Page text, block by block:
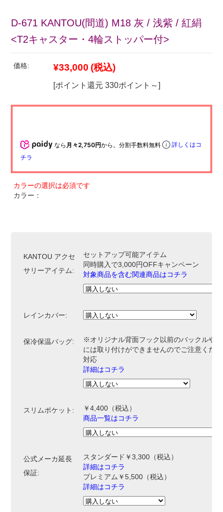
D-671 KANTOU(間道) M18 灰 / 浅紫 / 紅絹
<T2キャスター・4輪ストッパー付>
価格: ¥33,000 (税込)
[ポイント還元 330ポイント～]
なら 月々2,750円から。分割手数料無料
詳しくはコ
チラ
カラー：
KANTOU アクセ
サリーアイテム:
セットアップ可能アイテム
同時購入で3,000円OFFキャンペーン
対象商品を含む関連商品はコチラ
レインカバー:
保冷保温バッグ:
※オリジナル背面フック以前のバックルや
には取り付けができませんのでご注意くだ
対応
詳細はコチラ
スリムポケット: ￥4,400 （税込）
商品一覧はコチラ
公式メーカ延長
保証:
スタンダード￥3,300（税込）
詳細はコチラ
プレミアム￥5,500（税込）
詳細はコチラ